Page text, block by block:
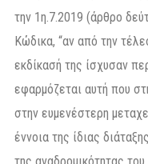
την 1η.7.2019 (άρθρο
Κώδικα, “αν από την
εκδίκασή της ίσχυσαν
εφαρμόζεται αυτή που
στην ευμενέστερη
έννοια της ίδιας